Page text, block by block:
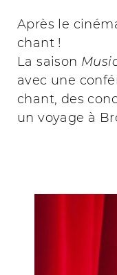
Après le
chant !
La saison
avec une
chant, des
un voyage à